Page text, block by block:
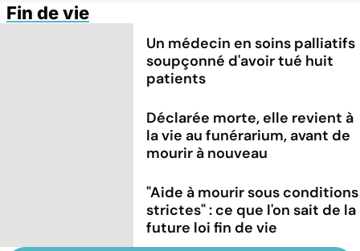
Fin de vie
Un médecin en soins palliatifs
soupçonné d'avoir tué huit
patients
Déclarée morte, elle revient à
la vie au funérarium, avant de
mourir à nouveau
"Aide à mourir sous conditions
strictes" : ce que l'on sait de la
future loi fin de vie